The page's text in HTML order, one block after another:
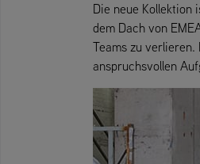
Die neue Kollektion
dem Dach von
Teams zu
anspruchsvollen